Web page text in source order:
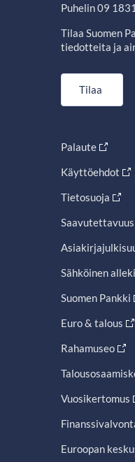
Puhelin 09 1831
Tilaa Suomen
tiedotteita ja
Tilaa
Palaute
Käyttöehdot
Tietosuoja
Saavutettavuus
Sähköinen
Suomen Pankki
Euro & talous
Rahamuseo
Vuosikertomus
Euroopan